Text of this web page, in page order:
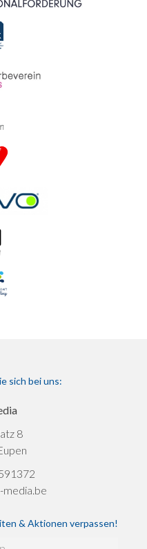
sich bei uns:
8
media.be
& Aktionen verpassen!